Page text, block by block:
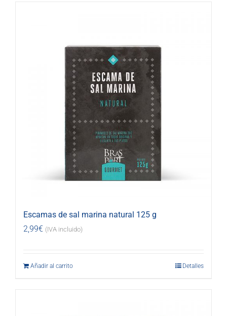
Escamas de sal marina natural 125 g
2,99€ (IVA incluido)
Añadir al carrito Detalles